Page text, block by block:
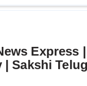
Express
| Sakshi